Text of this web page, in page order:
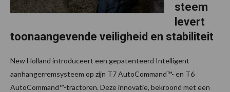
steem
levert
toonaangevende veiligheid en stabiliteit
New Holland introduceert een gepatenteerd Intelligent
aanhangerremsysteem op zijn T7 AutoCommand™- en T6
AutoCommand™-tractoren. Deze innovatie, bekroond met een